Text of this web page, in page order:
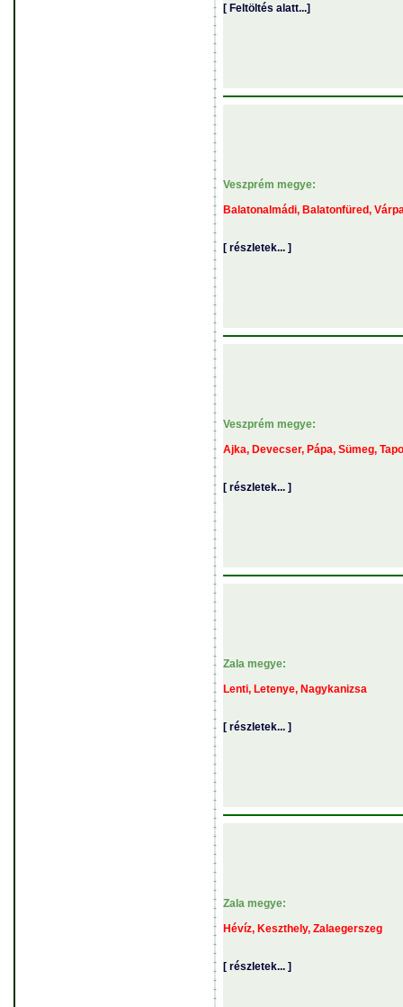
[ Feltöltés alatt...]
Veszprém megye:
Balatonalmádi, Balatonfüred,
[ részletek... ]
Veszprém megye:
Ajka, Devecser, Pápa, Sümeg,
[ részletek... ]
Zala megye:
Lenti, Letenye, Nagykanizsa
[ részletek... ]
Zala megye:
Hévíz, Keszthely, Zalaegerszeg
[ részletek... ]